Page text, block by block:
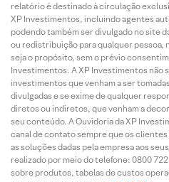
relatório é destinado à circulação
XP Investimentos, incluindo agentes
podendo também ser divulgado no site
ou redistribuição para qualquer pessoa,
seja o propósito, sem o prévio
Investimentos. A XP Investimentos não
investimentos que venham a ser
divulgadas e se exime de qualquer
diretos ou indiretos, que venham a
seu conteúdo. A Ouvidoria da XP
canal de contato sempre que os
as soluções dadas pela empresa aos
realizado por meio do telefone: 0800
sobre produtos, tabelas de custos